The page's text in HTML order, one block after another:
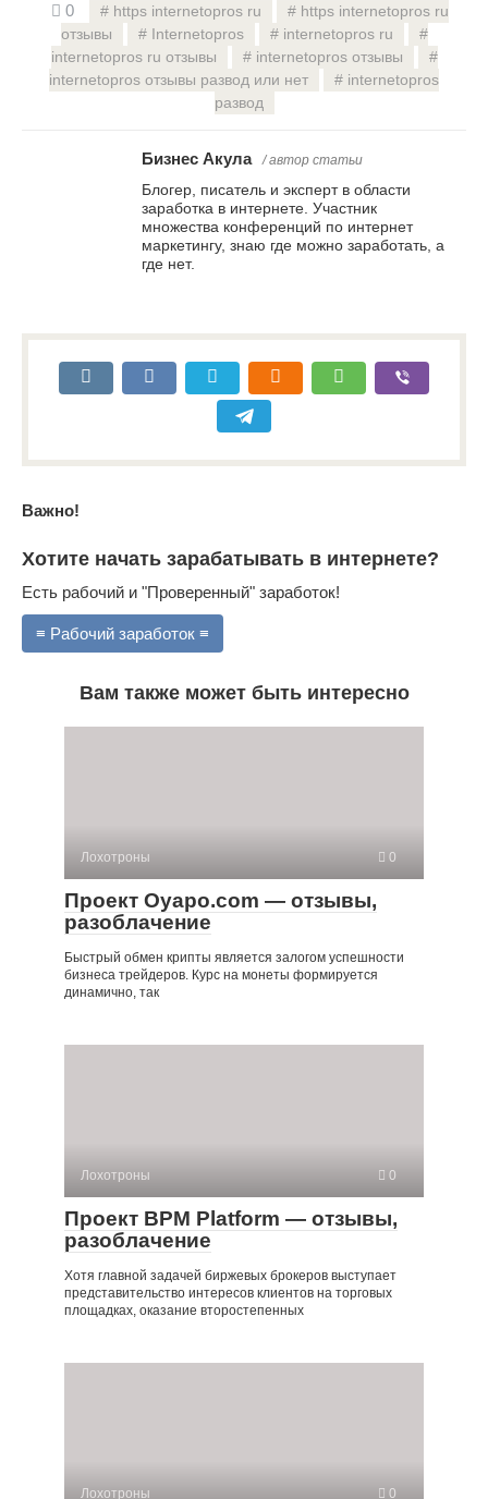
0 https internetopros ru
https internetopros ru
отзывы
Internetopros
internetopros ru
internetopros ru отзывы
internetopros отзывы
internetopros отзывы развод или нет
internetopros
развод
Бизнес Акула / автор статьи
Блогер, писатель и эксперт в области
заработка в интернете. Участник
множества конференций по интернет
маркетингу, знаю где можно заработать, а
где нет.
Важно!
Хотите начать зарабатывать в интернете?
Есть рабочий и "Проверенный" заработок!
≡ Рабочий заработок ≡
Вам также может быть интересно
Лохотроны 0
Проект Oyapo.com — отзывы,
разоблачение
Быстрый обмен крипты является залогом успешности
бизнеса трейдеров. Курс на монеты формируется
динамично, так
Лохотроны 0
Проект BPM Platform — отзывы,
разоблачение
Хотя главной задачей биржевых брокеров выступает
представительство интересов клиентов на торговых
площадках, оказание второстепенных
Лохотроны 0